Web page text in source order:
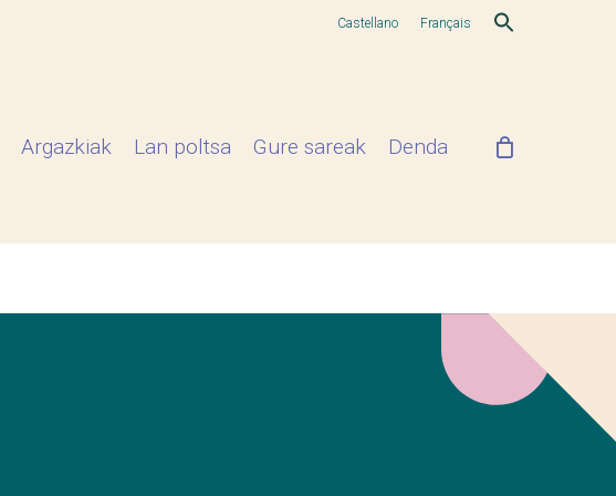
Castellano Français
Argazkiak Lan poltsa Gure sareak Denda